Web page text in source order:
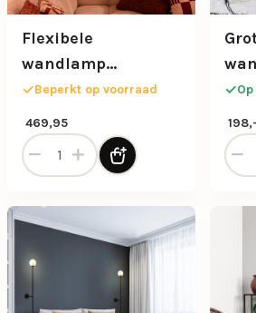
Flexibele
wandlamp
Janderin in
champagne kleur
Beperkt op voorraad
469,95
Flexibele wandlamp Janderin in
198,-